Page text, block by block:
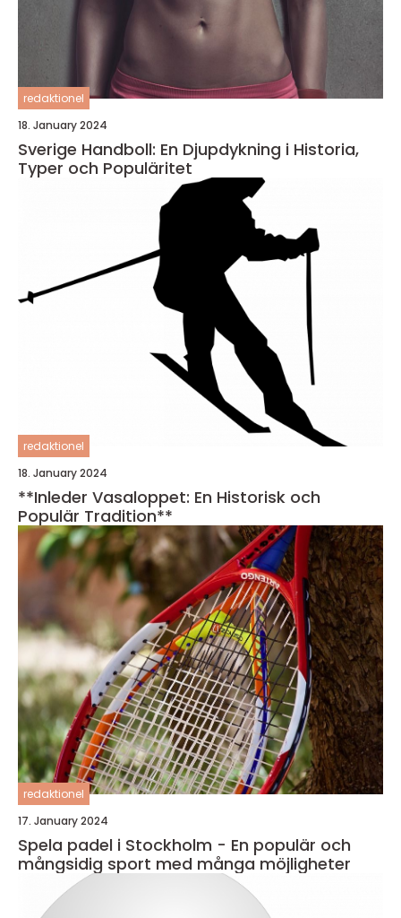
redaktionel
18. January 2024
Sverige Handboll: En Djupdykning i Historia,
Typer och Populäritet
redaktionel
18. January 2024
**Inleder Vasaloppet: En Historisk och
Populär Tradition**
redaktionel
17. January 2024
Spela padel i Stockholm - En populär och
mångsidig sport med många möjligheter